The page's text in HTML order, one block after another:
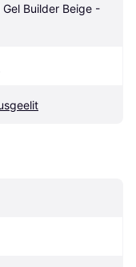
Builder Beige -